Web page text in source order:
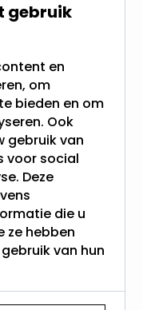
je een
je
om te bepalen
Meet de afstand
gebruik
en
om
bieden en om
Ook
gebruik van
voor social
Deze
die u
ze hebben
van hun